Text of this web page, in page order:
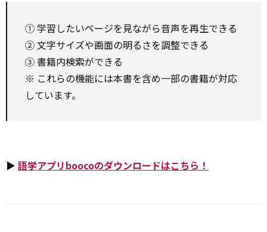
① 学習したいページを見ながら音声を再生できる
② 文字サイズや画面の明るさを調整できる
③ 書籍内検索ができる
※ これらの機能には本書を含め一部の書籍が対応
しています。
▶ 語学アプリboocoのダウンロードはこちら！